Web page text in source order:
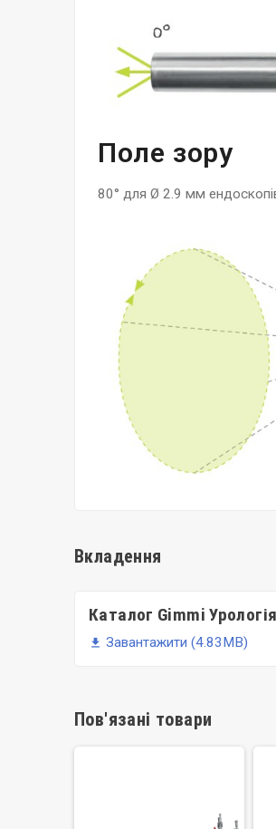
Поле зору
80° для Ø 2.9 мм
Вкладення
Каталог Gimmi Урологія
file_download Завантажити (4.83MB)
Пов'язані товари